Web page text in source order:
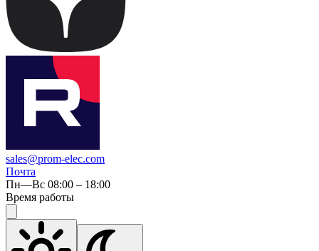
sales@prom-elec.com
Почта
Пн—Вс 08:00 – 18:00
Время работы